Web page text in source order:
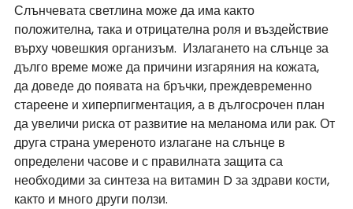
Слънчевата светлина може да има както
положителна, така и отрицателна роля и въздействие
върху човешкия организъм.  Излагането на слънце за
дълго време може да причини изгаряния на кожата,
да доведе до появата на бръчки, преждевременно
стареене и хиперпигментация, а в дългосрочен план
да увеличи риска от развитие на меланома или рак. От
друга страна умереното излагане на слънце в
определени часове и с правилната защита са
необходими за синтеза на витамин D за здрави кости,
както и много други ползи.